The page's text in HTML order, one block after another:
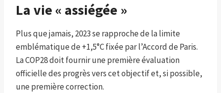
La vie « assiégée »
Plus que jamais, 2023 se rapproche de la limite
emblématique de +1,5°C fixée par l’Accord de Paris.
La COP28 doit fournir une première évaluation
officielle des progrès vers cet objectif et, si possible,
une première correction.